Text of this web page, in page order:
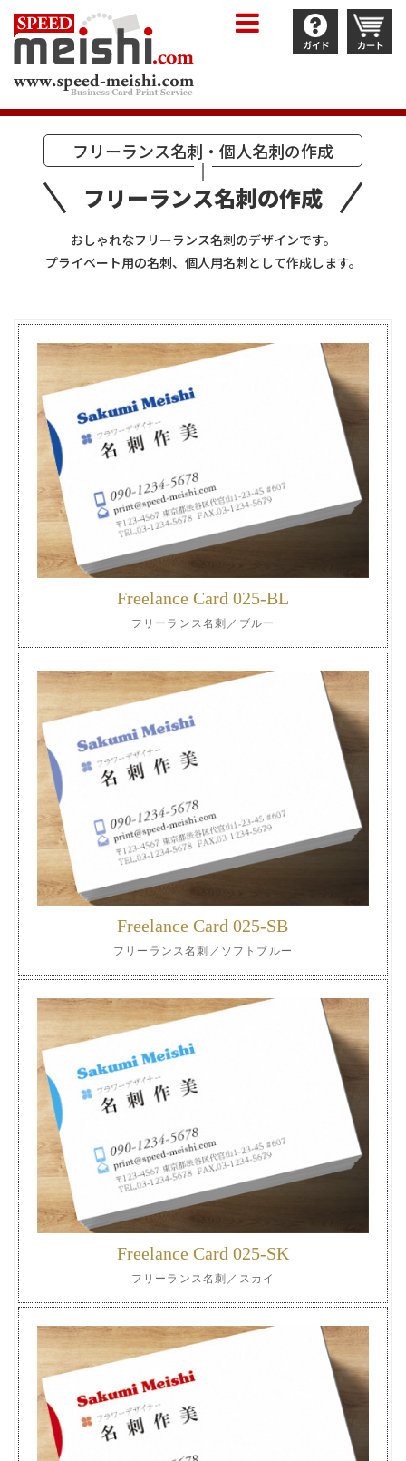
フリーランス名刺・個人名刺の作成
フリーランス名刺の作成
おしゃれなフリーランス名刺のデザインです。
プライベート用の名刺、個人用名刺として作成します。
Freelance Card 025-BL
フリーランス名刺／ブルー
Freelance Card 025-SB
フリーランス名刺／ソフトブルー
Freelance Card 025-SK
フリーランス名刺／スカイ